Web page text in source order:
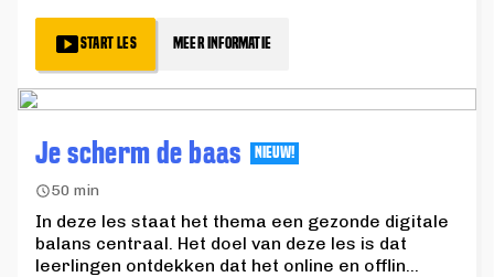
START LES MEER INFORMATIE
Je scherm de baas
NIEUW!
50 min
In deze les staat het thema een gezonde digitale
balans centraal. Het doel van deze les is dat
leerlingen ontdekken dat het online en offlin...